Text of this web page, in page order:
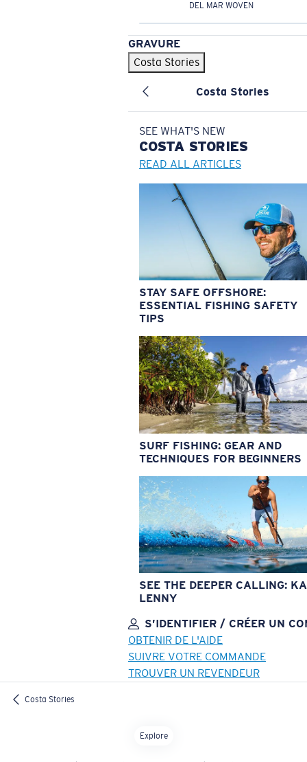
DEL MAR WOVEN
GRAVURE
Costa Stories
Costa Stories
SEE WHAT'S NEW
COSTA STORIES
READ ALL ARTICLES
STAY SAFE OFFSHORE:
ESSENTIAL FISHING SAFETY
TIPS
SURF FISHING: GEAR AND
TECHNIQUES FOR BEGINNERS
SEE THE DEEPER CALLING:
LENNY
S’IDENTIFIER / CRÉER UN
OBTENIR DE L'AIDE
SUIVRE VOTRE COMMANDE
TROUVER UN REVENDEUR
OBJECTIF MIS À JOUR
Costa Stories
Explore